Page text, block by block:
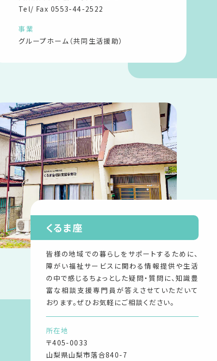
Tel/ Fax 0553-44-2522
事業
グループホーム（共同生活援助）
くるま座
皆様の地域での暮らしをサポートするために、
障がい福祉サービスに関わる情報提供や生活
の中で感じるちょっとした疑問・質問に、知識豊
富な相談支援専門員が答えさせていただいて
おります。ぜひお気軽にご相談ください。
所在地
〒405-0033
山梨県山梨市落合840-7